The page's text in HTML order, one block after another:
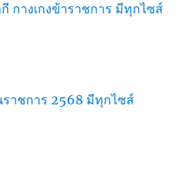
กี กางเกงข้าราชการ มีทุกไซส์
าชการ 2568 มีทุกไซส์